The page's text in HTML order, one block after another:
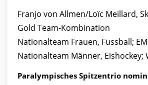
Franjo von Allmen/Loïc Meillard,
Gold Team-Kombination
Nationalteam Frauen, Fussball;
Nationalteam Männer, Eishockey;
Paralympisches Spitzentrio